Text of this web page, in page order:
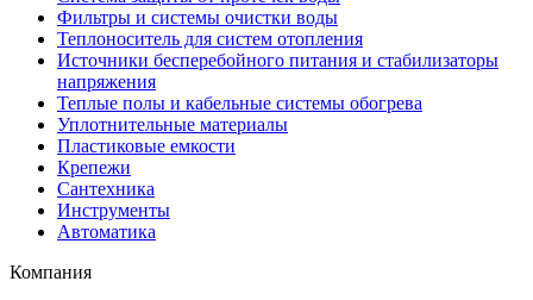
Фильтры и системы очистки воды
Теплоноситель для систем отопления
Источники бесперебойного питания и стабилизаторы
напряжения
Теплые полы и кабельные системы обогрева
Уплотнительные материалы
Пластиковые емкости
Крепежи
Сантехника
Инструменты
Автоматика
Компания